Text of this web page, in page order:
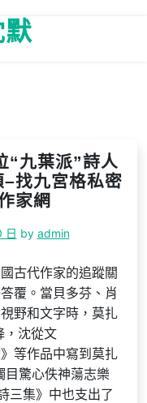
九葉派”詩人
找九宮格私密
家網
日 by admin
古代作家的追蹤關
覆。當貝多芬、肖
野和文字時，莫扎
，沈從文
等作品中寫到莫扎
目驚心佚神蕩志樂
三集》中也支出了